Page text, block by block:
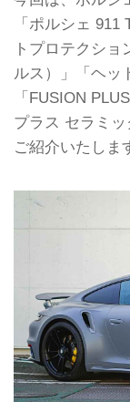
「ポルシェ
トプロテクショ
ルス）」「ヘッ
「FUSION
プラス セラミ
ご紹介いたしま